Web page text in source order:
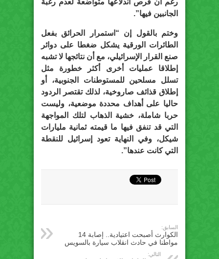
رغم أن فرص اندلاعها متواضعة لعدم رغبة
الجانبين فيها”.
وختم بالقول إن “استمرار الحرائق بفعل
الطائرات الورقية يشكل ضغطا على دوائر
صنع القرار الإسرائيلي، مع أن نتائجها لا تشبه
إطلاقا عمليات أخرى أكثر خطورة مثل
تسلل مسلحين للمستوطنات الجنوبية، أو
إطلاق قذائف صاروخية، لذلك تقتصر الردود
حاليا على أهداف محددة موضعية، وليست
حربا شاملة، خشية الذهاب لتلك المواجهة
التي قد تنفق فيها ما قيمته ثمانية مليارات
شيكل، وفي النهاية تعود إسرائيل للنقطة
التي كانت عندها”.
السابق:
الكوارث أصبحت اعتيادية.. إصابة 14
مواطنا في حادث انقلاب سيارة بالسويس
التالي: